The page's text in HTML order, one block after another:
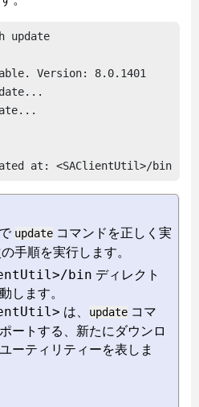
update
Version: 8.0.1401
at: <SAClientUtil>/bin
update コマンドを正しく実
手順を実行します。
bin ディレクト
します。
は、 update コマ
ートする、新たにダウンロ
ーティリティーを表しま